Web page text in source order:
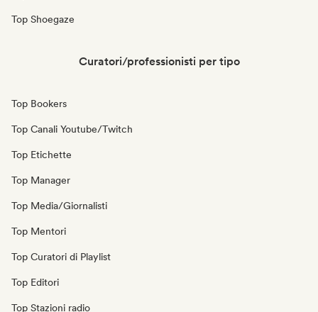
Top Shoegaze
Curatori/professionisti per tipo
Top Bookers
Top Canali Youtube/Twitch
Top Etichette
Top Manager
Top Media/Giornalisti
Top Mentori
Top Curatori di Playlist
Top Editori
Top Stazioni radio